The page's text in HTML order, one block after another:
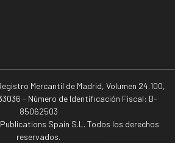
Mercantil de Madrid, Volumen 24.100,
- Número de Identificación Fiscal: B-
85062503
Spain S.L. Todos los derechos
reservados.